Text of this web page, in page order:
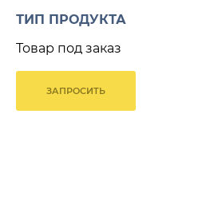
ТИП ПРОДУКТА
Товар под заказ
ЗАПРОСИТЬ